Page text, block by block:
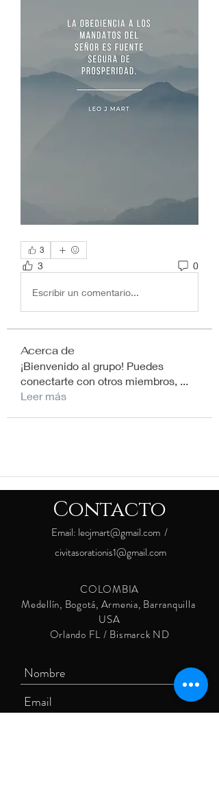
3
3 0
Escribir un comentario...
Acerca de
¡Bienvenido al grupo! Puedes
conectarte con otros miembros, ...
Leer más
Contacto
Email: leojmart@gmail.com /
civitasorationis1@gmail.com
COLOMBIA
Medellín, Bogotá, Armenia, Barranquilla
USA
Orlando FL / Bismarck ND